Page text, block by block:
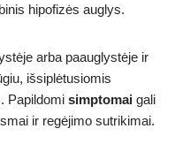
hipofizės auglys.
arba paauglystėje ir
išsiplėtusiomis
Papildomi simptomai gali
ir regėjimo sutrikimai.